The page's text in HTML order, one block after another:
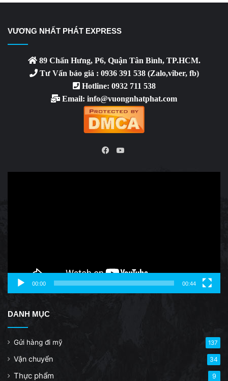
VƯƠNG NHẤT PHÁT EXPRESS
89 Chấn Hưng, P6, Quận Tân Bình, TP.HCM.
Tư Vấn báo giá : 0936 391 538 (Zalo,viber, fb)
Hotline: 0932 711 538
Email: info@vuongnhatphat.com
YouTube
00:00 00:44
DANH MỤC
Gửi hàng đi mỹ 137
Vận chuyển 34
Thực phẩm 9